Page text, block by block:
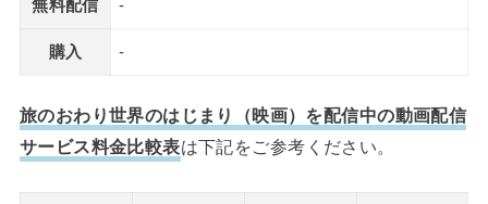
無料配信 -
購入 -
旅のおわり世界のはじまり（映画）を配信中の動画配信
サービス料金比較表は下記をご参考ください。